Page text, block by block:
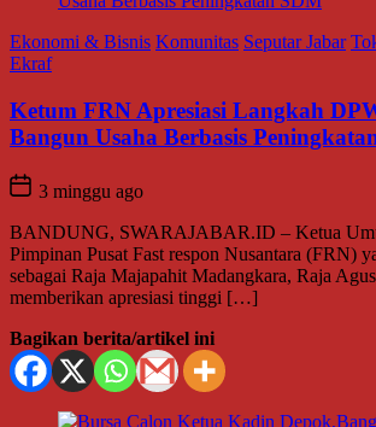
Ekonomi & Bisnis Komunitas Seputar Jabar
Ekraf
Ketum FRN Apresiasi Langkah
Bangun Usaha Berbasis
3 minggu ago
BANDUNG, SWARAJABAR.ID – Ketua
Pimpinan Pusat Fast respon Nusantara (FRN)
sebagai Raja Majapahit Madangkara, Raja
memberikan apresiasi tinggi […]
Bagikan berita/artikel ini